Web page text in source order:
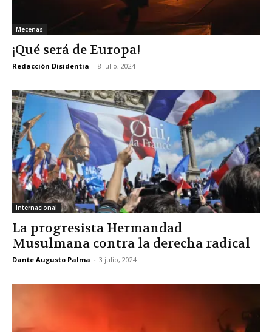
Mecenas
¡Qué será de Europa!
Redacción Disidentia - 8 julio, 2024
Internacional
La progresista Hermandad
Musulmana contra la derecha radical
Dante Augusto Palma - 3 julio, 2024